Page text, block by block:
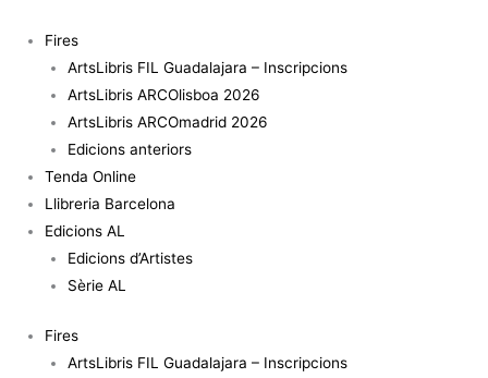
contingut
Fires
ArtsLibris FIL Guadalajara – Inscripcions
ArtsLibris ARCOlisboa 2026
ArtsLibris ARCOmadrid 2026
Edicions anteriors
Tenda Online
Llibreria Barcelona
Edicions AL
Edicions d’Artistes
Sèrie AL
Fires
ArtsLibris FIL Guadalajara – Inscripcions